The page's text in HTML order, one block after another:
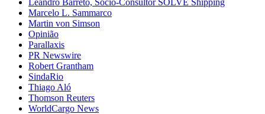
Leandro Barreto, Sócio-Consultor SOLVE Shipping
Marcelo L. Sammarco
Martin von Simson
Opinião
Parallaxis
PR Newswire
Robert Grantham
SindaRio
Thiago Aló
Thomson Reuters
WorldCargo News